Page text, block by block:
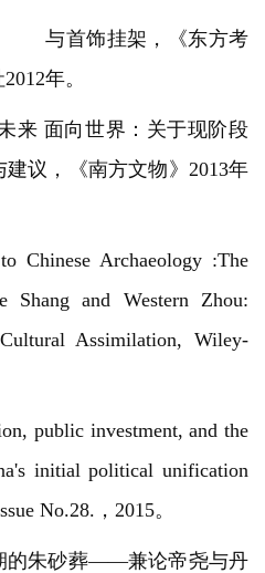
与首饰挂架，《东方考
年。
来 面向世界：关于现阶段
议，《南方文物》2013年
Chinese Archaeology :The
Shang and Western Zhou:
Assimilation, Wiley-
public investment, and the
initial political unification
No.28.，2015。
的朱砂葬——兼论帝尧与丹